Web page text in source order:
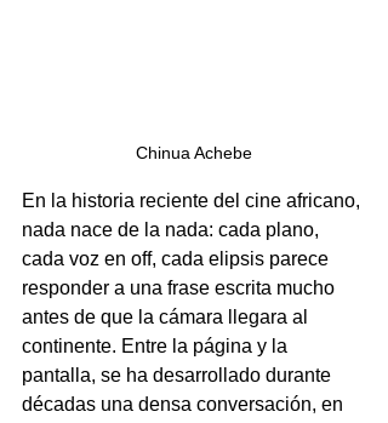
Chinua Achebe
En la historia reciente del cine africano,
nada nace de la nada: cada plano,
cada voz en off, cada elipsis parece
responder a una frase escrita mucho
antes de que la cámara llegara al
continente. Entre la página y la
pantalla, se ha desarrollado durante
décadas una densa conversación, en